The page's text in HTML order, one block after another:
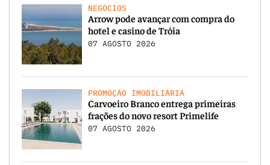
NEGÓCIOS
Arrow pode avançar com compra do
hotel e casino de Tróia
07 AGOSTO 2026
PROMOÇÃO IMOBILIÁRIA
Carvoeiro Branco entrega primeiras
frações do novo resort Primelife
07 AGOSTO 2026